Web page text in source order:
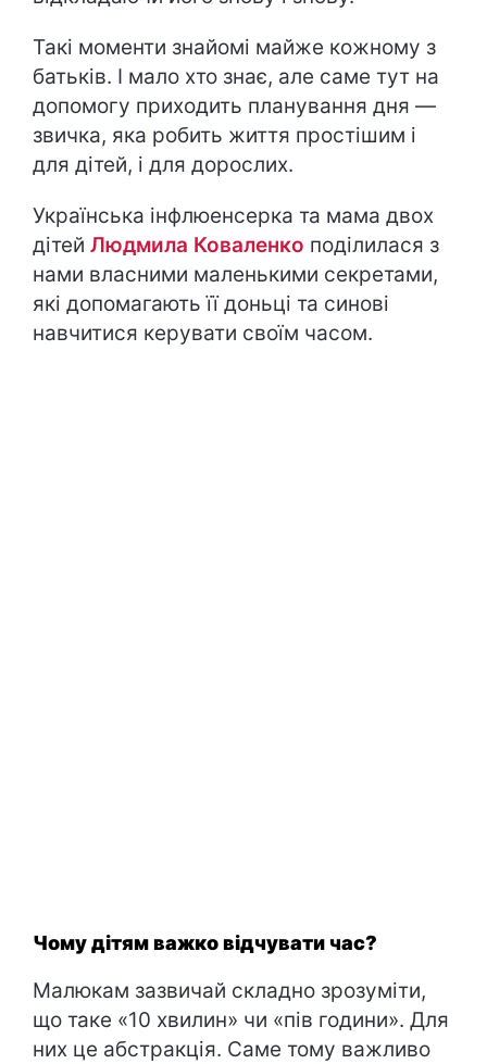
Такі моменти знайомі майже кожному з
батьків. І мало хто знає, але саме тут на
допомогу приходить планування дня —
звичка, яка робить життя простішим і
для дітей, і для дорослих.
Українська інфлюенсерка та мама двох
дітей Людмила Коваленко поділилася з
нами власними маленькими секретами,
які допомагають її доньці та синові
навчитися керувати своїм часом.
Чому дітям важко відчувати час?
Малюкам зазвичай складно зрозуміти,
що таке «10 хвилин» чи «пів години». Для
них це абстракція. Саме тому важливо